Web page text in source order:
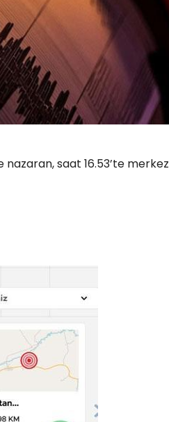
saat 16.53’te merkez